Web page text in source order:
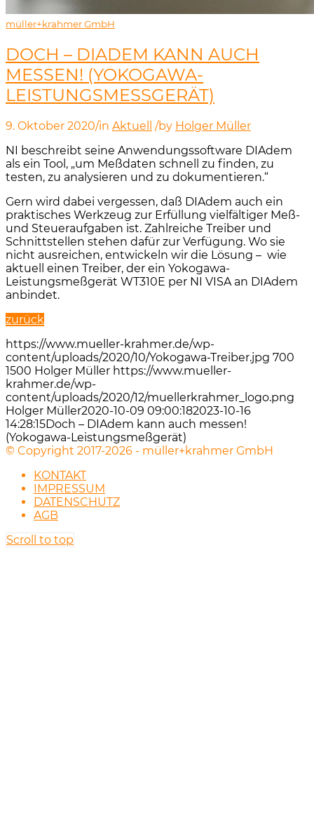
müller+krahmer GmbH
DOCH – DIADEM KANN AUCH
MESSEN! (YOKOGAWA-
LEISTUNGSMESSGERÄT)
9. Oktober 2020/in Aktuell /by Holger Müller
NI beschreibt seine Anwendungssoftware DIAdem
als ein Tool, „um Meßdaten schnell zu finden, zu
testen, zu analysieren und zu dokumentieren.“
Gern wird dabei vergessen, daß DIAdem auch ein
praktisches Werkzeug zur Erfüllung vielfältiger Meß-
und Steueraufgaben ist. Zahlreiche Treiber und
Schnittstellen stehen dafür zur Verfügung. Wo sie
nicht ausreichen, entwickeln wir die Lösung – wie
aktuell einen Treiber, der ein Yokogawa-
Leistungsmeßgerät WT310E per NI VISA an DIAdem
anbindet.
zurück
https://www.mueller-krahmer.de/wp-
content/uploads/2020/10/Yokogawa-Treiber.jpg 700
1500 Holger Müller https://www.mueller-
krahmer.de/wp-
content/uploads/2020/12/muellerkrahmer_logo.png
Holger Müller2020-10-09 09:00:182023-10-16
14:28:15Doch – DIAdem kann auch messen!
(Yokogawa-Leistungsmeßgerät)
© Copyright 2017-2026 - müller+krahmer GmbH
KONTAKT
IMPRESSUM
DATENSCHUTZ
AGB
Scroll to top